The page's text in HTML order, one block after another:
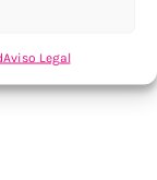
Aviso Legal